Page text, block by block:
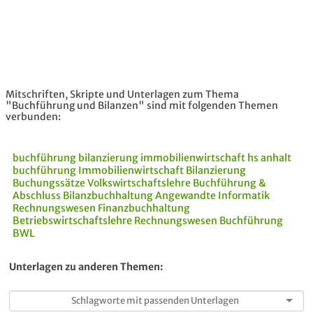
Mitschriften, Skripte und Unterlagen zum Thema
"Buchführung und Bilanzen" sind mit folgenden Themen
verbunden:
buchführung bilanzierung immobilienwirtschaft hs anhalt
buchführung Immobilienwirtschaft Bilanzierung
BuchungssätzeVolkswirtschaftslehre Buchführung &
Abschluss BilanzbuchhaltungAngewandte Informatik
Rechnungswesen Finanzbuchhaltung
Betriebswirtschaftslehre Rechnungswesen Buchführung
BWL
Unterlagen zu anderen Themen: